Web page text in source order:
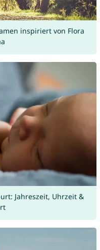
inspiriert von Flora
Jahreszeit, Uhrzeit &